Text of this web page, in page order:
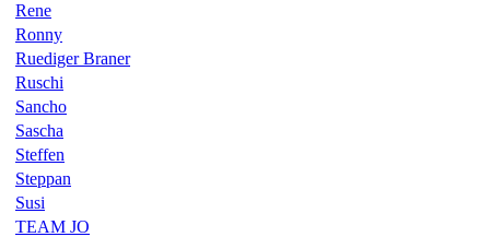
Rene
Ronny
Ruediger Braner
Ruschi
Sancho
Sascha
Steffen
Steppan
Susi
TEAM JO